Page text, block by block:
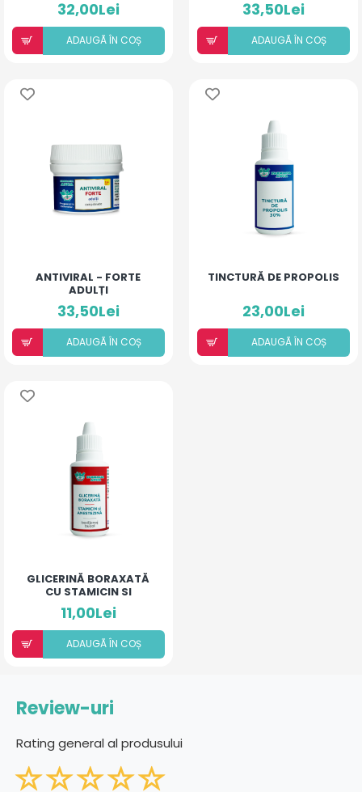
32,00Lei
ADAUGÃ ÎN COȘ
33,50Lei
ADAUGÃ ÎN COȘ
ANTIVIRAL - FORTE
ADULȚI
33,50Lei
ADAUGÃ ÎN COȘ
TINCTURĂ DE PROPOLIS
23,00Lei
ADAUGÃ ÎN COȘ
GLICERINĂ BORAXATĂ
CU STAMICIN SI
ANESTEZINĂ
11,00Lei
ADAUGÃ ÎN COȘ
Review-uri
Rating general al produsului